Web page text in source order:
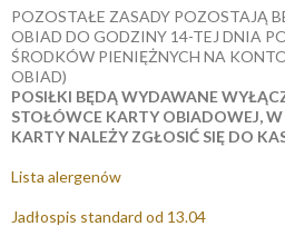
POZOSTAŁE ZASADY POZOSTAJĄ
OBIAD DO GODZINY 14-TEJ DNIA
ŚRODKÓW PIENIĘŻNYCH NA
OBIAD)
POSIŁKI BĘDĄ WYDAWANE
STOŁÓWCE KARTY OBIADOWEJ,
KARTY NALEŻY ZGŁOSIĆ SIĘ DO
Lista alergenów
Jadłospis standard od 13.04